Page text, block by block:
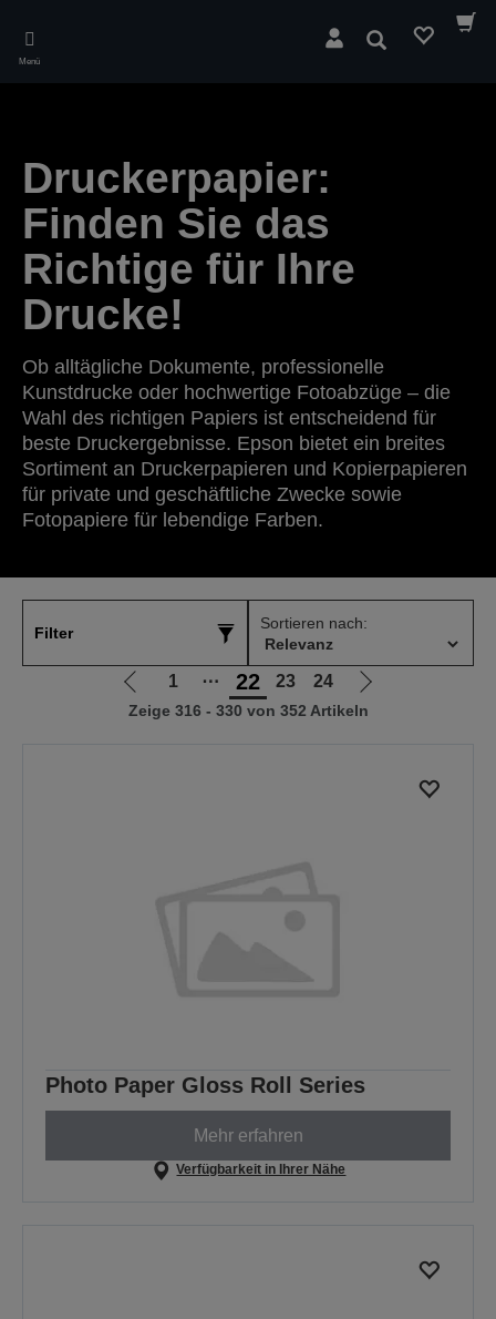
main
Menü
Suchen
Druckerpapier:
Finden Sie das
Richtige für Ihre
Drucke!
Ob alltägliche Dokumente, professionelle
Kunstdrucke oder hochwertige Fotoabzüge – die
Wahl des richtigen Papiers ist entscheidend für
beste Druckergebnisse. Epson bietet ein breites
Sortiment an Druckerpapieren und Kopierpapieren
für private und geschäftliche Zwecke sowie
Fotopapiere für lebendige Farben.
Filter
Sortieren nach:
Zur
vorherigen
1 ⋯ 22 23 24
Zur
nächsten
Zeige 316 - 330 von 352 Artikeln
Photo Paper Gloss Roll Series
Mehr erfahren
Verfügbarkeit in Ihrer Nähe